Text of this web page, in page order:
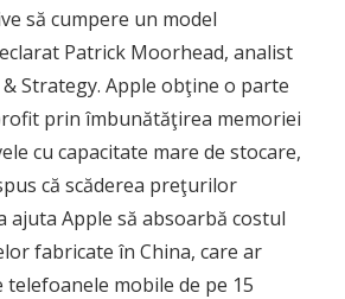
să cumpere un model
Patrick Moorhead, analist
Strategy. Apple obţine o parte
prin îmbunătăţirea memoriei
cu capacitate mare de stocare,
că scăderea preţurilor
ajuta Apple să absoarbă costul
fabricate în China, care ar
telefoanele mobile de pe 15